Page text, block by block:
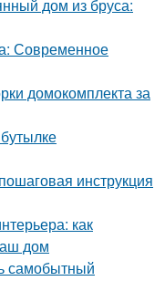
дом из бруса:
Современное
домокомплекта за
инструкция
как
дом
самобытный